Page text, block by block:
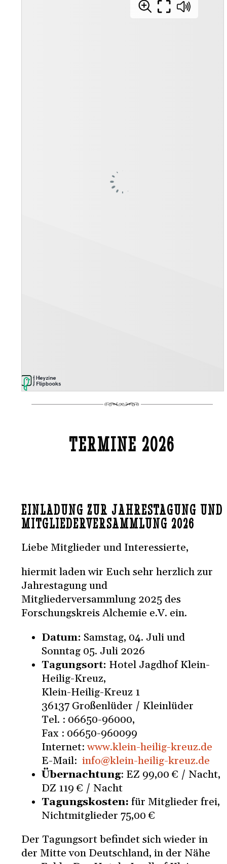
TERMINE 2026
EINLADUNG ZUR JAHRESTAGUNG UND
MITGLIEDERVERSAMMLUNG 2026
Liebe Mitglieder und Interessierte,
hiermit laden wir Euch sehr herzlich zur
Jahrestagung und
Mitgliederversammlung 2025 des
Forschungskreis Alchemie e.V. ein.
Datum: Samstag, 04. Juli und
Sonntag 05. Juli 2026
Tagungsort: Hotel Jagdhof Klein-
Heilig-Kreuz,
Klein-Heilig-Kreuz 1
36137 Großenlüder / Kleinlüder
Tel. : 06650-96000,
Fax : 06650-960099
Internet:www.klein-heilig-kreuz.de
E-Mail: info@klein-heilig-kreuz.de
Übernachtung: EZ 99,00 € / Nacht,
DZ 119 € / Nacht
Tagungskosten: für Mitglieder frei,
Nichtmitglieder 75,00 €
Der Tagungsort befindet sich wieder in
der Mitte von Deutschland, in der Nähe